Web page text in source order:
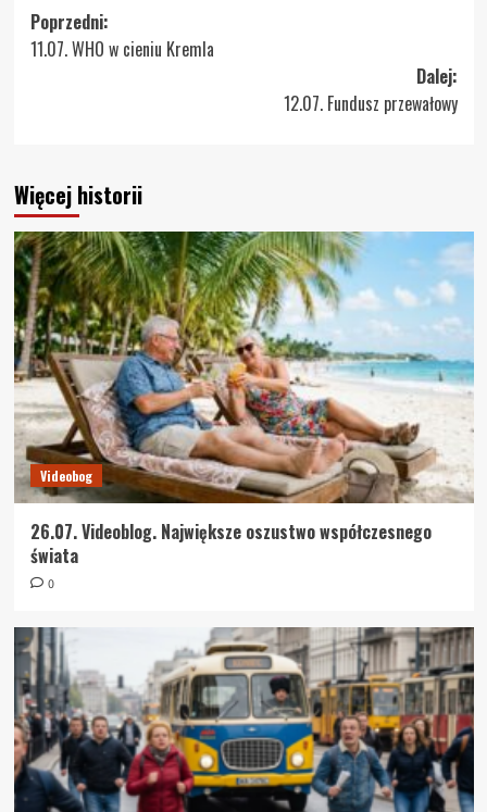
Zobacz
wpisy
Poprzedni:
11.07. WHO w cieniu Kremla
Dalej:
12.07. Fundusz przewałowy
Więcej historii
Videobog
26.07. Videoblog. Największe oszustwo współczesnego
świata
0